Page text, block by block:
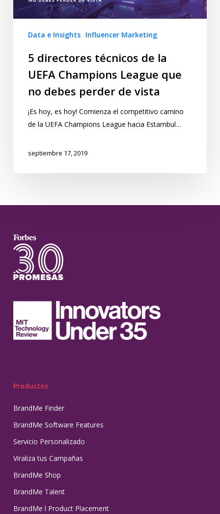
Data e Insights Influencer Marketing
5 directores técnicos de la
UEFA Champions League que
no debes perder de vista
¡Es hoy, es hoy! Comienza el competitivo camino
de la UEFA Champions League hacia Estambul…
septiembre 17, 2019
Productos
BrandMe Finder
BrandMe Software Features
Servicio Personalizado
Viraliza tus Campañas
BrandMe Shop
BrandMe Talent
BrandMe l Product Placement